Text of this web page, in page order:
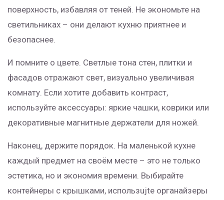
поверхность, избавляя от теней. Не экономьте на
светильниках – они делают кухню приятнее и
безопаснее.
И помните о цвете. Светлые тона стен, плитки и
фасадов отражают свет, визуально увеличивая
комнату. Если хотите добавить контраст,
используйте аксессуары: яркие чашки, коврики или
декоративные магнитные держатели для ножей.
Наконец, держите порядок. На маленькой кухне
каждый предмет на своём месте – это не только
эстетика, но и экономия времени. Выбирайте
контейнеры с крышками, использujte органайзеры